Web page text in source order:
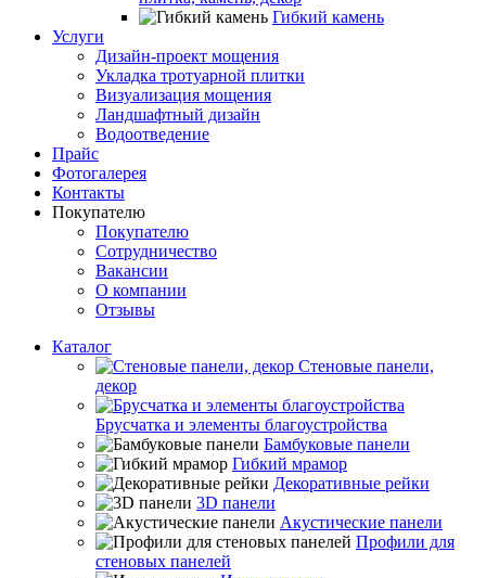
Гибкий камень
Услуги
Дизайн-проект мощения
Укладка тротуарной плитки
Визуализация мощения
Ландшафтный дизайн
Водоотведение
Прайс
Фотогалерея
Контакты
Покупателю
Покупателю
Сотрудничество
Вакансии
О компании
Отзывы
Каталог
Стеновые панели,
декор
Брусчатка и элементы благоустройства
Бамбуковые панели
Гибкий мрамор
Декоративные рейки
3D панели
Акустические панели
Профили для
стеновых панелей